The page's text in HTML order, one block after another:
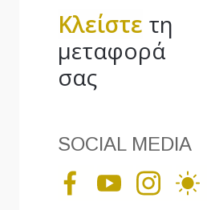
Κλείστε τη
μεταφορά
σας
SOCIAL MEDIA